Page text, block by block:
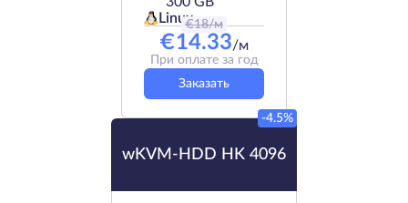
Linux
€18/м
€14.33/м
При оплате за год
Заказать
wKVM-HDD HK 4096
-4.5%